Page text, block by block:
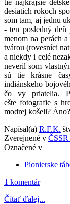
desiatich rokoch
som tam, aj jednu
- ten posledný deň
menom na perách
tvárou (rovesníci
a niekdy i celé
neveril som
sú tie krásne
indiánskeho
čo vy priatelia.
ešte fotografie s
modrej košeli?
Napísal(a) R.F.K.
Zverejnené v
Označené v
Pionierske
1 komentár
Čítať ďalej...